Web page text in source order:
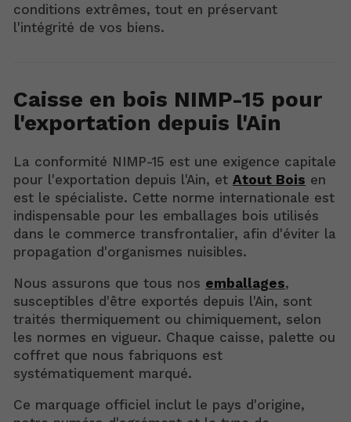
conditions extrêmes, tout en préservant
l'intégrité de vos biens.
Caisse en bois NIMP-15 pour
l'exportation depuis l'Ain
La conformité NIMP-15 est une exigence capitale
pour l'exportation depuis l'Ain, et Atout Bois en
est le spécialiste. Cette norme internationale est
indispensable pour les emballages bois utilisés
dans le commerce transfrontalier, afin d'éviter la
propagation d'organismes nuisibles.
Nous assurons que tous nos emballages,
susceptibles d'être exportés depuis l'Ain, sont
traités thermiquement ou chimiquement, selon
les normes en vigueur. Chaque caisse, palette ou
coffret que nous fabriquons est
systématiquement marqué.
Ce marquage officiel inclut le pays d'origine,